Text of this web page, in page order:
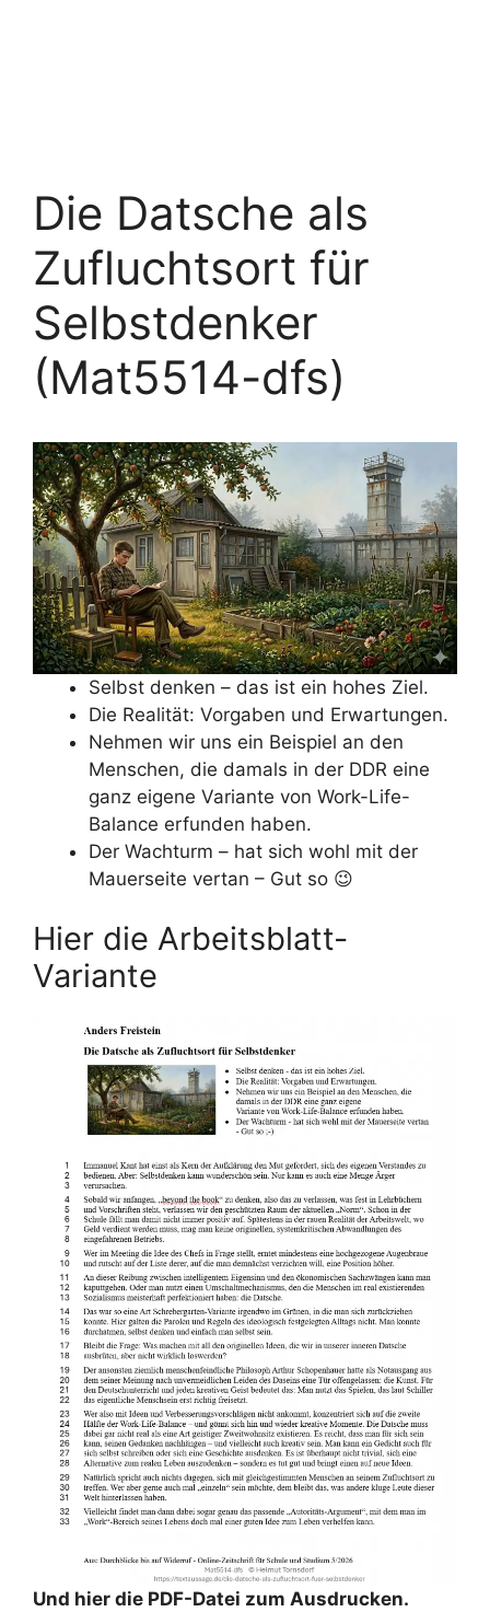
Die Datsche als
Zufluchtsort für
Selbstdenker
(Mat5514-dfs)
Selbst denken – das ist ein hohes Ziel.
Die Realität: Vorgaben und Erwartungen.
Nehmen wir uns ein Beispiel an den
Menschen, die damals in der DDR eine
ganz eigene Variante von Work-Life-
Balance erfunden haben.
Der Wachturm – hat sich wohl mit der
Mauerseite vertan – Gut so 😉
Hier die Arbeitsblatt-
Variante
Und hier die PDF-Datei zum Ausdrucken.